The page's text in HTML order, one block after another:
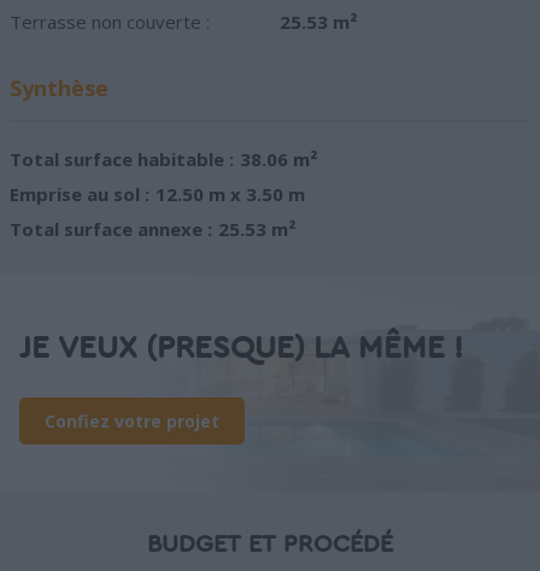
Terrasse non couverte : 25.53 m²
Synthèse
Total surface habitable : 38.06 m²
Emprise au sol : 12.50 m x 3.50 m
Total surface annexe : 25.53 m²
JE VEUX (PRESQUE) LA MÊME !
Confiez votre projet
BUDGET ET PROCÉDÉ